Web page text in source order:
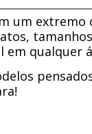
um extremo
em qualquer